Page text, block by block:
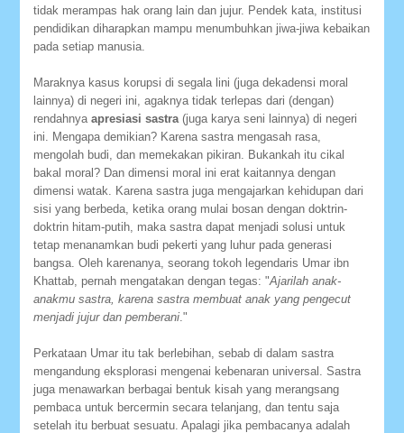
tidak merampas hak orang lain dan jujur. Pendek kata, institusi
pendidikan diharapkan mampu menumbuhkan jiwa-jiwa kebaikan
pada setiap manusia.
Maraknya kasus korupsi di segala lini (juga dekadensi moral
lainnya) di negeri ini, agaknya tidak terlepas dari (dengan)
rendahnyaapresiasi sastra (juga karya seni lainnya) di negeri
ini. Mengapa demikian? Karena sastra mengasah rasa,
mengolah budi, dan memekakan pikiran. Bukankah itu cikal
bakal moral? Dan dimensi moral ini erat kaitannya dengan
dimensi watak. Karena sastra juga mengajarkan kehidupan dari
sisi yang berbeda, ketika orang mulai bosan dengan doktrin-
doktrin hitam-putih, maka sastra dapat menjadi solusi untuk
tetap menanamkan budi pekerti yang luhur pada generasi
bangsa. Oleh karenanya, seorang tokoh legendaris Umar ibn
Khattab, pernah mengatakan dengan tegas: "Ajarilah anak-
anakmu sastra, karena sastra membuat anak yang pengecut
menjadi jujur dan pemberani ."
Perkataan Umar itu tak berlebihan, sebab di dalam sastra
mengandung eksplorasi mengenai kebenaran universal. Sastra
juga menawarkan berbagai bentuk kisah yang merangsang
pembaca untuk bercermin secara telanjang, dan tentu saja
setelah itu berbuat sesuatu. Apalagi jika pembacanya adalah